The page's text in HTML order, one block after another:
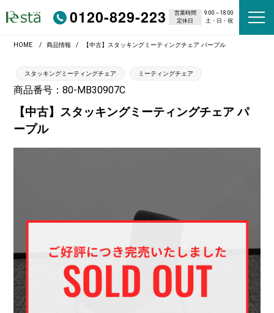
0120-829-223 営業時間
9:00～18:00
定休日
土・日・祝
HOME 商品情報 【中古】スタッキングミーティングチェア パープル
スタッキングミーティングチェア ミーティングチェア
商品番号：80-MB30907C
【中古】スタッキングミーティングチェア パ
ープル